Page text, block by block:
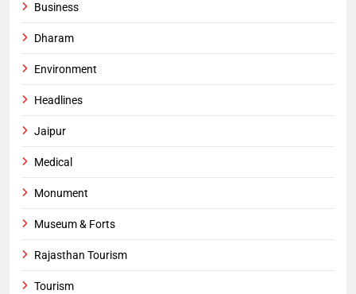
Business
Dharam
Environment
Headlines
Jaipur
Medical
Monument
Museum & Forts
Rajasthan Tourism
Tourism